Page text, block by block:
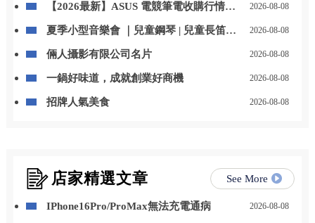
發零售，歡迎來店賞魚
【2026最新】ASUS 電競筆電收購行情大
估？ | 台中收購筆電 | 高價收購筆電
2026-08-08
夏季小型音樂會 ｜兒童鋼琴 | 兒童長笛｜
2026-08-08
倆人攝影有限公司名片 2026-08-08
一鍋好味道，成就創業好商機 2026-08-08
招牌人氣美食 2026-08-08
店家精選文章 See More
IPhone16Pro/ProMax無法充電通病 2026-08-08